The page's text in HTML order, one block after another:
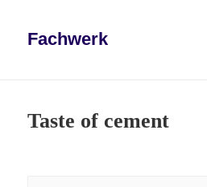
Fachwerk
Taste of cement